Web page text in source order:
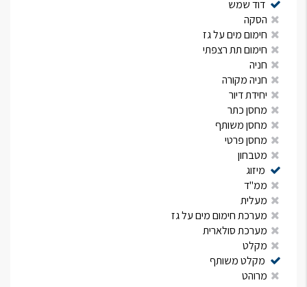
דוד שמש
הסקה
חימום מים על גז
חימום תת רצפתי
חניה
חניה מקורה
יחידת דיור
מחסן כתר
מחסן משותף
מחסן פרטי
מטבחון
מיזוג
ממ"ד
מעלית
מערכת חימום מים על גז
מערכת סולארית
מקלט
מקלט משותף
מרוהט